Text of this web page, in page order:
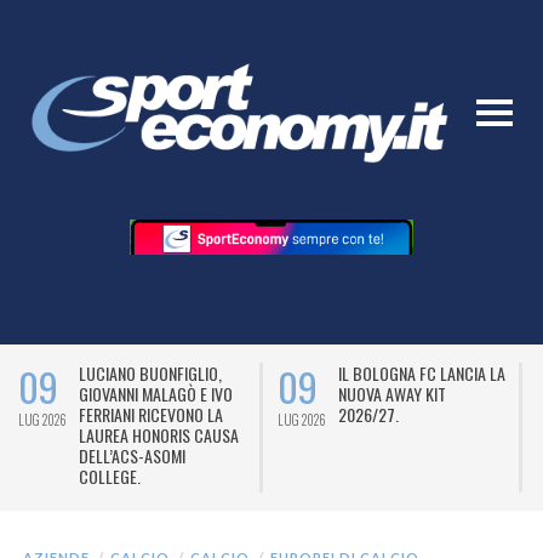
09
LUG 2026
LUCIANO BUONFIGLIO,
GIOVANNI MALAGÒ E IVO
FERRIANI RICEVONO LA
LAUREA HONORIS CAUSA
DELL’ACS-ASOMI
COLLEGE.
09
LUG 2026
IL BOLOGNA FC LANCIA LA
NUOVA AWAY KIT
2026/27.